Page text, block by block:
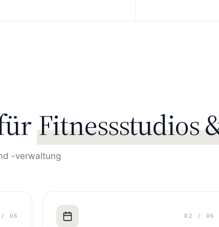
Fitnessstudios
-verwaltung
/ 06 02 / 06